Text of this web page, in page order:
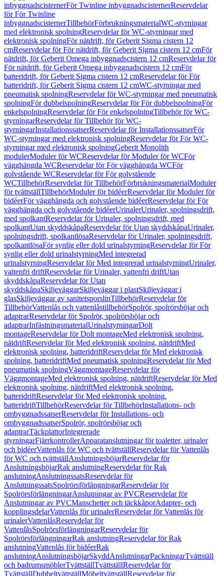
inbyggnadscisternerFör Twinline inbyggnadscisternerReservdelar
för För Twinline
inbyggnadscisternerTillbehörFörbrukningsmaterialWC-styrningar
med elektronisk spolningReservdelar för WC-styrningar med
elektronisk spolningFör nätdrift, för Geberit Sigma cistern 12
cmReservdelar för För nätdrift, för Geberit Sigma cistern 12 cmFör
nätdrift, för Geberit Omega inbyggnadscistern 12 cmReservdelar för
För nätdrift, för Geberit Omega inbyggnadscistern 12 cmFör
batteridrift, för Geberit Sigma cistern 12 cmReservdelar för För
batteridrift, för Geberit Sigma cistern 12 cmWC-styrningar med
pneumatisk spolningReservdelar för WC-styrningar med pneumatisk
spolningFör dubbelspolningReservdelar för För dubbelspolningFör
enkelspolningReservdelar för För enkelspolningTillbehör för WC-
styrningarReservdelar för Tillbehör för WC-
styrningarInstallationssatserReservdelar för InstallationssatserFör
WC-styrningar med elektronisk spolningReservdelar för För WC-
styrningar med elektronisk spolningGeberit Monolith
modulerModuler för WCReservdelar för Moduler för WCFör
vägghängda WCReservdelar för För vägghängda WCFör
golvstående WCReservdelar för För golvstående
WCTillbehörReservdelar för TillbehörFörbrukningsmaterialModuler
för tvättställTillbehörModuler för bidéerReservdelar för Moduler för
bidéerFör vägghängda och golvstående bidéerReservdelar för För
vägghängda och golvstående bidéerUrinalerUrinaler, spolningsdrift,
med spolkantReservdelar för Urinaler, spolningsdrift, med
spolkantUtan skyddskåpaReservdelar för Utan skyddskåpaUrinaler,
spolningsdrift, spolkantlösaReservdelar för Urinaler, spolningsdrift,
spolkantlösaFör synlig eller dold urinalstyrningReservdelar för För
synlig eller dold urinalstyrningMed integrerad
urinalstyrningReservdelar för Med integrerad urinalstyrningUrinaler,
vattenfri driftReservdelar för Urinaler, vattenfri driftUtan
skyddskåpaReservdelar för Utan
skyddskåpaSkiljeväggarSkiljeväggar i plastSkiljeväggar i
glasSkiljeväggar av sanitetsporslinTillbehörReservdelar för
TillbehörVattenlås och vattenlåstillbehörSpolrör, spolrörsböjar och
adaptrarReservdelar för Spolrör, spolrörsböjar och
adaptrarInfästningsmaterialUrinalstyrningarDolt
montageReservdelar för Dolt montageMed elektronisk spolning,
nätdriftReservdelar för Med elektronisk spolning, nätdriftMed
elektronisk spolning, batteridriftReservdelar för Med elektronisk
spolning, batteridriftMed pneumatisk spolningReservdelar för Med
pneumatisk spolningVäggmontageReservdelar för
VäggmontageMed elektronisk spolning, nätdriftReservdelar för Med
elektronisk spolning, nätdriftMed elektronisk spolning,
batteridriftReservdelar för Med elektronisk spolning,
batteridriftTillbehörReservdelar för TillbehörInstallations- och
ombyggnadssatserReservdelar för Installations- och
ombyggnadssatserSpolrör, spolrörsböjar och
adaptrarTäckplattorIntegrerade
styrningarFjärrkontrollerApparatanslutningar för toaletter, urinaler
och bidéerVattenlås för WC och tvättställReservdelar för Vattenlås
för WC och tvättställAnslutningsböjarReservdelar för
AnslutningsböjarRak anslutningReservdelar för Rak
anslutningAnslutningssatsReservdelar för
AnslutningssatsSpolrörsförlängningarReservdelar för
SpolrörsförlängningarAnslutningar av PVCReservdelar för
Anslutningar av PVCManschetter och täckkåporAdapter- och
kopplingsdelarVattenlås för urinalerReservdelar för Vattenlås för
urinalerVattenlåsReservdelar för
VattenlåsSpolrörsförlängningarReservdelar för
SpolrörsförlängningarRak anslutningReservdelar för Rak
anslutningVattenlås för bidéerRak
anslutningAnslutningsböjarSkyddAnslutningarPackningarTvättställ
och badrumsmöblerTvättställTvättställReservdelar för
TvättställDubbeltvättställMöbeltvättställReservdelar för